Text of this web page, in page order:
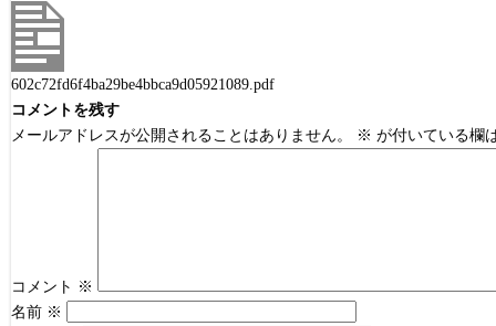
602c72fd6f4ba29be4bbca9d05921089.pdf
コメントを残す
メールアドレスが公開されることはありません。
※ が付いている欄
コメント ※
名前 ※